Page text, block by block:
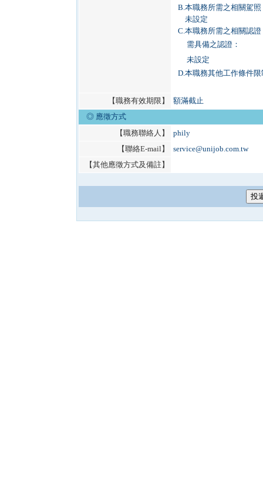
B.本職務所需之相關駕照
未設定
C.本職務所需之相關認證
需具備之認證：
未設定
D.本職務其他工作條件限
【職務有效期限】
額滿截止
◎ 應徵方式
【職務聯絡人】
phily
【聯絡E-mail】
service@unijob.com.tw
【其他應徵方式及備註】